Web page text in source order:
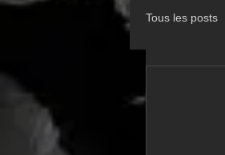
Tous les posts